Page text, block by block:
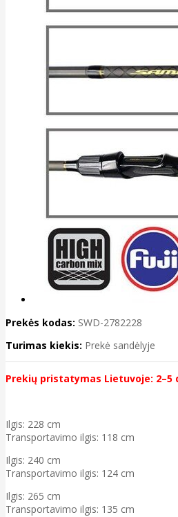
Prekės kodas: SWD-2782228
Turimas kiekis: Prekė sandėlyje
Prekių pristatymas Lietuvoje: 2–5
Ilgis: 228 cm
Transportavimo ilgis: 118 cm
Ilgis: 240 cm
Transportavimo ilgis: 124 cm
Ilgis: 265 cm
Transportavimo ilgis: 135 cm